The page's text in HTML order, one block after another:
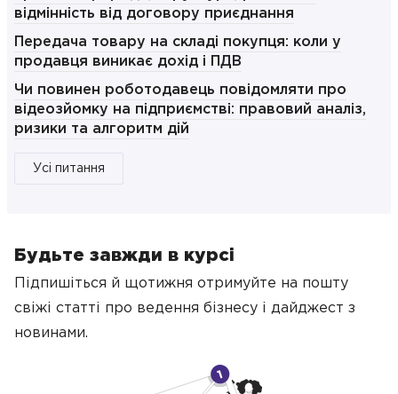
відмінність від договору приєднання
Передача товару на складі покупця: коли у
продавця виникає дохід і ПДВ
Чи повинен роботодавець повідомляти про
відеозйомку на підприємстві: правовий аналіз,
ризики та алгоритм дій
Усі питання
Будьте завжди в курсі
Підпишіться й щотижня отримуйте на пошту
свіжі статті про ведення бізнесу і дайджест з
новинами.